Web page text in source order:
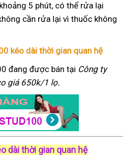
5 phút, có thể rửa lại
cần rửa lại vì thuốc không
kéo dài thời gian quan hệ
đang được bán tại Công ty
giá 650k/1 lọ.
dài thời gian quan hệ